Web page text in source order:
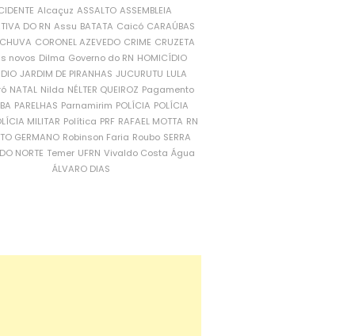
Alcaçuz ASSALTO ASSEMBLEIA
DO RN Assu BATATA Caicó CARAÚBAS
CORONEL AZEVEDO CRIME CRUZETA
novos Dilma Governo do RN HOMICÍDIO
JARDIM DE PIRANHAS JUCURUTU LULA
NATAL Nilda NÉLTER QUEIROZ Pagamento
PARELHAS Parnamirim POLÍCIA POLÍCIA
MILITAR Política PRF RAFAEL MOTTA RN
GERMANO Robinson Faria Roubo SERRA
NORTE Temer UFRN Vivaldo Costa Água
ÁLVARO DIAS